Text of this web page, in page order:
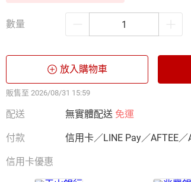
數量
放入購物車
販售至 2026/08/31 15:59
配送 無實體配送 免運
付款 信用卡／LINE Pay／AFTEE／
信用卡優惠